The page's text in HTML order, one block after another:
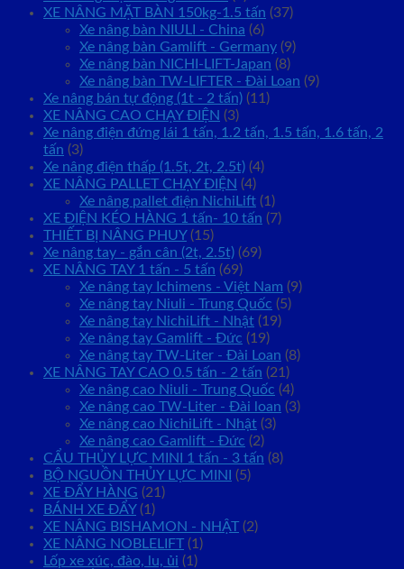
XE NÂNG MẶT BÀN 150kg-1.5 tấn (37)
Xe nâng bàn NIULI - China (6)
Xe nâng bàn Gamlift - Germany (9)
Xe nâng bàn NICHI-LIFT-Japan (8)
Xe nâng bàn TW-LIFTER - Đài Loan (9)
Xe nâng bán tự động (1t - 2 tấn) (11)
XE NÂNG CAO CHẠY ĐIỆN (3)
Xe nâng điện đứng lái 1 tấn, 1.2 tấn, 1.5 tấn, 1.6 tấn, 2
tấn (3)
Xe nâng điện thấp (1.5t, 2t, 2.5t) (4)
XE NÂNG PALLET CHẠY ĐIỆN (4)
Xe nâng pallet điện NichiLift (1)
XE ĐIỆN KÉO HÀNG 1 tấn- 10 tấn (7)
THIẾT BỊ NÂNG PHUY (15)
Xe nâng tay - gắn cân (2t, 2.5t) (69)
XE NÂNG TAY 1 tấn - 5 tấn (69)
Xe nâng tay Ichimens - Việt Nam (9)
Xe nâng tay Niuli - Trung Quốc (5)
Xe nâng tay NichiLift - Nhật (19)
Xe nâng tay Gamlift - Đức (19)
Xe nâng tay TW-Liter - Đài Loan (8)
XE NÂNG TAY CAO 0.5 tấn - 2 tấn (21)
Xe nâng cao Niuli - Trung Quốc (4)
Xe nâng cao TW-Liter - Đài loan (3)
Xe nâng cao NichiLift - Nhật (3)
Xe nâng cao Gamlift - Đức (2)
CẨU THỦY LỰC MINI 1 tấn - 3 tấn (8)
BỘ NGUỒN THỦY LỰC MINI
(5)
XE ĐẨY HÀNG (21)
BÁNH XE ĐẨY (1)
XE NÂNG BISHAMON - NHẬT (2)
XE NÂNG NOBLELIFT (1)
Lốp xe xúc, đào, lu, ủi (1)